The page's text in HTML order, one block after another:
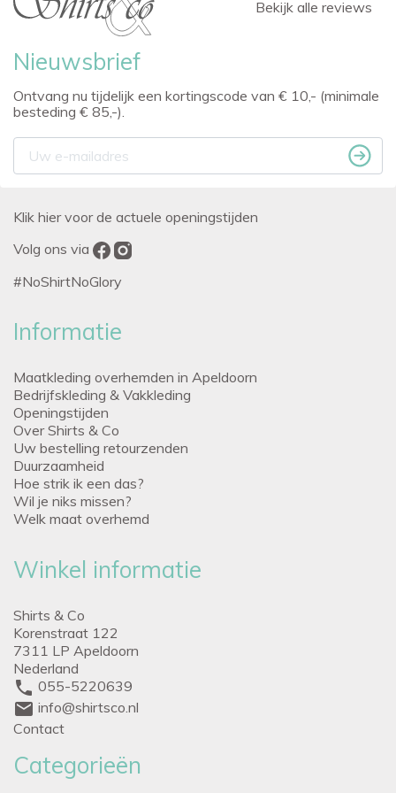
Nieuwsbrief
Ontvang nu tijdelijk een kortingscode van € 10,- (minimale
besteding € 85,-).
Bekijk alle reviews
Klik hier voor de actuele openingstijden
Volg ons via
#NoShirtNoGlory
Informatie
Maatkleding overhemden in Apeldoorn
Bedrijfskleding & Vakkleding
Openingstijden
Over Shirts & Co
Uw bestelling retourzenden
Duurzaamheid
Hoe strik ik een das?
Wil je niks missen?
Welk maat overhemd
Winkel informatie
Shirts & Co
Korenstraat 122
7311 LP Apeldoorn
Nederland
phone 055-5220639
mail info@shirtsco.nl
Contact
Categorieën